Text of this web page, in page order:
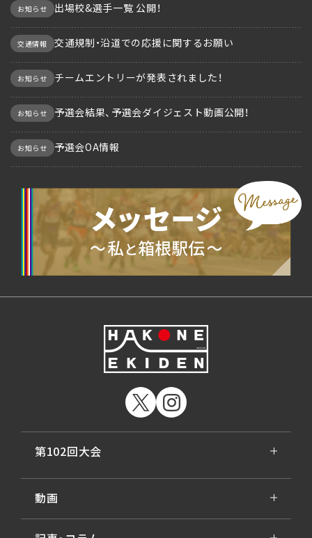
お知らせ 出場校&選手一覧 公開！
交通情報 交通規制・沿道での応援に関するお願い
お知らせ チームエントリーが発表されました！
お知らせ 予選会結果、予選会ダイジェスト動画公開！
お知らせ 予選会OA情報
第102回大会
動画